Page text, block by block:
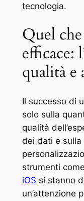
tecnologia.
Quel
efficace:
qualità e
Il successo di
solo sulla
qualità
dei dati e
strumenti
iOS si stanno
un’attenzione